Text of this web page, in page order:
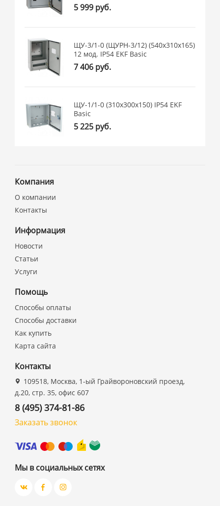
5 999 руб.
ЩУ-3/1-0 (ЩУРН-3/12) (540х310х165)
12 мод. IP54 EKF Basic
7 406 руб.
ЩУ-1/1-0 (310х300х150) IP54 EKF
Basic
5 225 руб.
Компания
О компании
Контакты
Информация
Новости
Статьи
Услуги
Помощь
Способы оплаты
Способы доставки
Как купить
Карта сайта
Контакты
109518, Москва, 1-ый Грайвороновский проезд,
д.20, стр. 35, офис 607
8 (495) 374-81-86
Заказать звонок
Мы в социальных сетях